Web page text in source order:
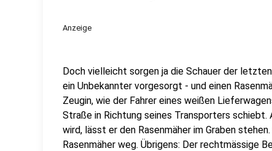
Anzeige
Doch vielleicht sorgen ja die Schauer der
ein Unbekannter vorgesorgt - und einen
Zeugin, wie der Fahrer eines weißen
Straße in Richtung seines Transporters
wird, lässt er den Rasenmäher im Graben
Rasenmäher weg. Übrigens: Der rechtmässige